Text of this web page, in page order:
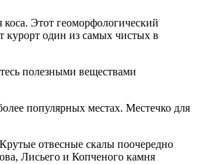
Этот геоморфологический
курорт один из самых чистых в
полезными веществами
популярных местах. Местечко для
отвесные скалы поочередно
Лисьего и Копченого камня